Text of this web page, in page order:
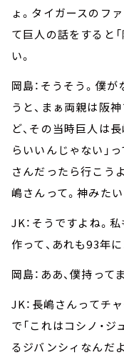
ょ。タイガースのフ
て巨人の話をすると
い。
岡島：そうそう。僕
うと、まぁ両親は阪
ど、その当時巨人は
らいいんじゃない」
さんだったら行こう
嶋さんって。神みた
JK：そうですよね。
作って、あれも93年
岡島：ああ、僕持って
JK：長嶋さんってチ
で「これはコシノ・
るジバンシィなんだ